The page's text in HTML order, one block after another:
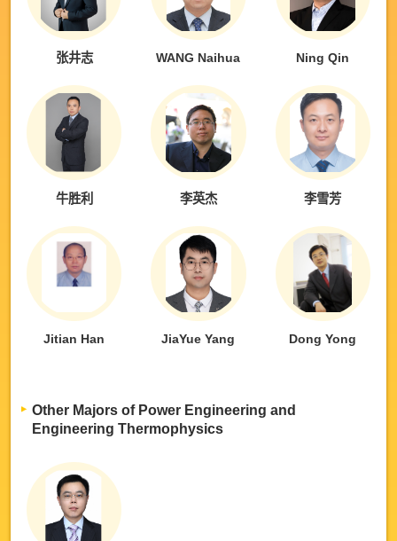
张井志 WANG Naihua Ning Qin
牛胜利 李英杰 李雪芳
Jitian Han JiaYue Yang Dong Yong
Other Majors of Power Engineering and
Engineering Thermophysics